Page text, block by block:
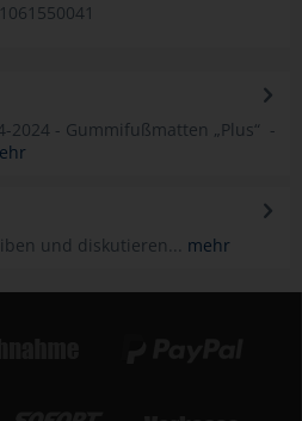
2024 - Gummifußmatten „Plus“ -
und diskutieren... mehr